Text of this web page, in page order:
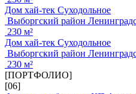
Дом хай-тек Суходольное
Выборгский район
230 м²
Дом хай-тек Суходольное
Выборгский район
230 м²
[ПОРТФОЛИО]
[06]